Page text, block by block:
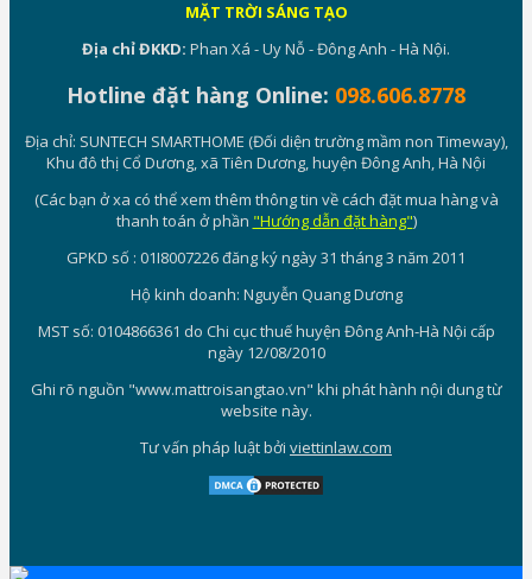
MẶT TRỜI SÁNG TẠO
Địa chỉ ĐKKD: Phan Xá - Uy Nỗ - Đông Anh - Hà Nội.
Hotline đặt hàng Online: 098.606.8778
Địa chỉ: SUNTECH SMARTHOME (Đối diện trường mầm non Timeway),
Khu đô thị Cổ Dương, xã Tiên Dương, huyện Đông Anh, Hà Nội
(Các bạn ở xa có thể xem thêm thông tin về cách đặt mua hàng và
thanh toán ở phần "Hướng dẫn đặt hàng")
GPKD số : 01I8007226 đăng ký ngày 31 tháng 3 năm 2011
Hộ kinh doanh: Nguyễn Quang Dương
MST số: 0104866361 do Chi cục thuế huyện Đông Anh-Hà Nội cấp
ngày 12/08/2010
Ghi rõ nguồn "www.mattroisangtao.vn" khi phát hành nội dung từ
website này.
Tư vấn pháp luật bởi viettinlaw.com